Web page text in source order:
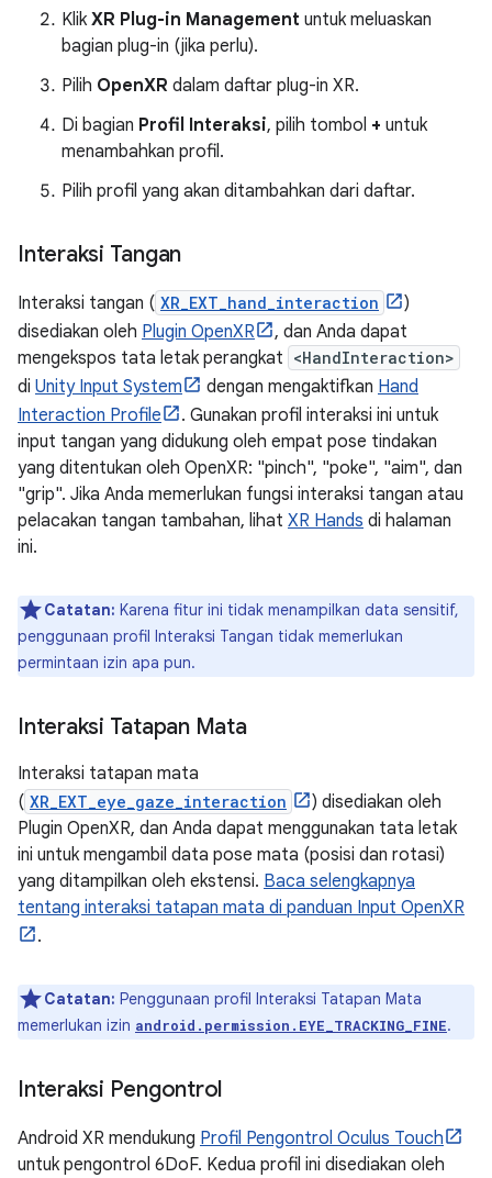
Klik XR Plug-in Management untuk meluaskan
bagian plug-in (jika perlu).
Pilih OpenXR dalam daftar plug-in XR.
Di bagian Profil Interaksi, pilih tombol + untuk
menambahkan profil.
Pilih profil yang akan ditambahkan dari daftar.
Interaksi Tangan
Interaksi tangan ( XR_EXT_hand_interaction
)
disediakan oleh Plugin OpenXR
, dan Anda dapat
mengekspos tata letak perangkat <HandInteraction>
di Unity Input System dengan mengaktifkan Hand
Interaction Profile
. Gunakan profil interaksi ini untuk
input tangan yang didukung oleh empat pose tindakan
yang ditentukan oleh OpenXR: "pinch", "poke", "aim", dan
"grip". Jika Anda memerlukan fungsi interaksi tangan atau
pelacakan tangan tambahan, lihat XR Hands di halaman
ini.
Catatan: Karena fitur ini tidak menampilkan data sensitif,
penggunaan profil Interaksi Tangan tidak memerlukan
permintaan izin apa pun.
Interaksi Tatapan Mata
Interaksi tatapan mata
( XR_EXT_eye_gaze_interaction
) disediakan oleh
Plugin OpenXR, dan Anda dapat menggunakan tata letak
ini untuk mengambil data pose mata (posisi dan rotasi)
yang ditampilkan oleh ekstensi. Baca selengkapnya
tentang interaksi tatapan mata di panduan Input OpenXR
.
Catatan: Penggunaan profil Interaksi Tatapan Mata
memerlukan izin android.permission.EYE_TRACKING_FINE.
Interaksi Pengontrol
Android XR mendukung Profil Pengontrol Oculus Touch
untuk pengontrol 6DoF. Kedua profil ini disediakan oleh